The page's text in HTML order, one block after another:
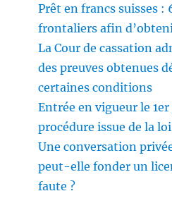
Prêt en francs suisses :
frontaliers afin
La Cour de cassation
des preuves obtenues
certaines conditions
Entrée en vigueur le
procédure issue de la
Une conversation
peut-elle fonder un
faute ?